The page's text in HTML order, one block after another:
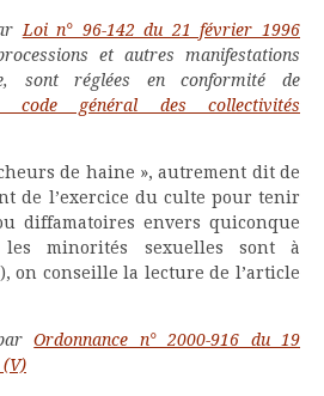
Loi n° 96-142 du 21 février 1996
et autres manifestations
sont réglées en conformité de
code général des collectivités
de haine », autrement dit de
de l’exercice du culte pour tenir
diffamatoires envers quiconque
minorités sexuelles sont à
on conseille la lecture de l’article
Ordonnance n° 2000-916 du 19